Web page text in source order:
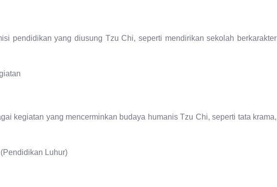
pendidikan yang diusung Tzu Chi, seperti mendirikan sekolah berkarakter
kegiatan yang mencerminkan budaya humanis Tzu Chi, seperti tata krama,
Luhur)